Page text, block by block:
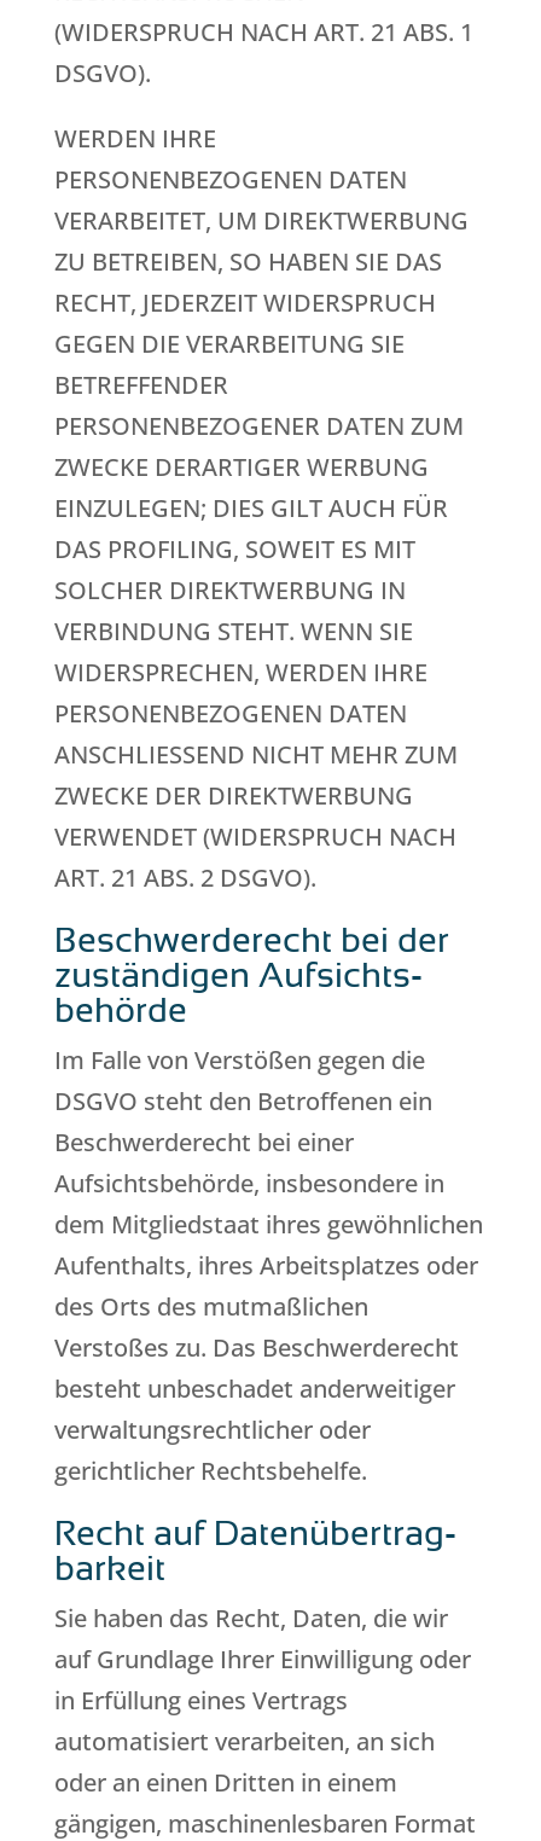
(WIDERSPRUCH NACH ART. 21 ABS. 1
DSGVO).
WERDEN IHRE
PERSONENBEZOGENEN DATEN
VERARBEITET, UM DIREKTWERBUNG
ZU BETREIBEN, SO HABEN SIE DAS
RECHT, JEDERZEIT WIDERSPRUCH
GEGEN DIE VERARBEITUNG SIE
BETREFFENDER
PERSONENBEZOGENER DATEN ZUM
ZWECKE DERARTIGER WERBUNG
EINZULEGEN; DIES GILT AUCH FÜR
DAS PROFILING, SOWEIT ES MIT
SOLCHER DIREKTWERBUNG IN
VERBINDUNG STEHT. WENN SIE
WIDERSPRECHEN, WERDEN IHRE
PERSONENBEZOGENEN DATEN
ANSCHLIESSEND NICHT MEHR ZUM
ZWECKE DER DIREKTWERBUNG
VERWENDET (WIDERSPRUCH NACH
ART. 21 ABS. 2 DSGVO).
Beschwerde­recht bei der
zuständigen Aufsichts­
behörde
Im Falle von Verstößen gegen die
DSGVO steht den Betroffenen ein
Beschwerderecht bei einer
Aufsichtsbehörde, insbesondere in
dem Mitgliedstaat ihres gewöhnlichen
Aufenthalts, ihres Arbeitsplatzes oder
des Orts des mutmaßlichen
Verstoßes zu. Das Beschwerderecht
besteht unbeschadet anderweitiger
verwaltungsrechtlicher oder
gerichtlicher Rechtsbehelfe.
Recht auf Daten­übertrag­
barkeit
Sie haben das Recht, Daten, die wir
auf Grundlage Ihrer Einwilligung oder
in Erfüllung eines Vertrags
automatisiert verarbeiten, an sich
oder an einen Dritten in einem
gängigen, maschinenlesbaren Format